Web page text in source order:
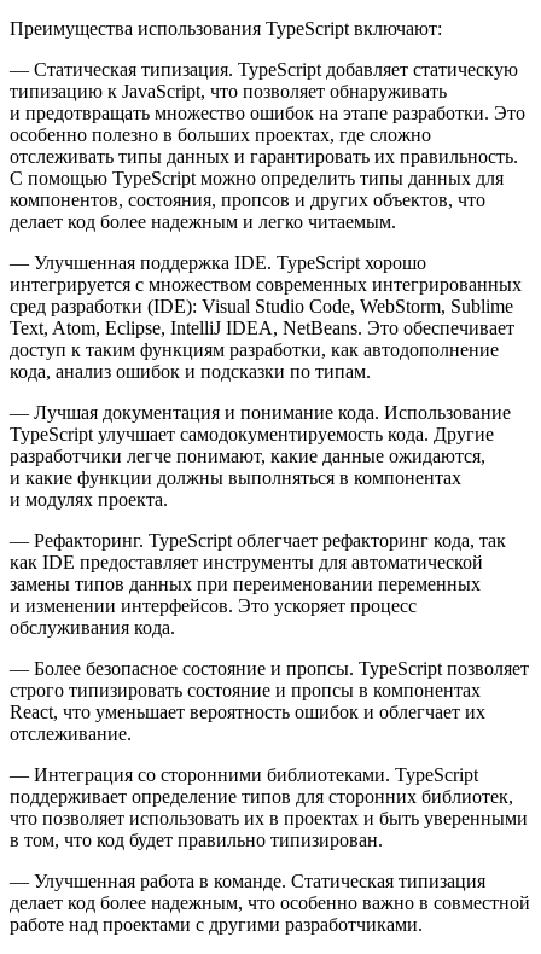
Преимущества использования TypeScript включают:
— Статическая типизация. TypeScript добавляет статическую
типизацию к JavaScript, что позволяет обнаруживать
и предотвращать множество ошибок на этапе разработки. Это
особенно полезно в больших проектах, где сложно
отслеживать типы данных и гарантировать их правильность.
С помощью TypeScript можно определить типы данных для
компонентов, состояния, пропсов и других объектов, что
делает код более надежным и легко читаемым.
— Улучшенная поддержка IDE. TypeScript хорошо
интегрируется с множеством современных интегрированных
сред разработки (IDE): Visual Studio Code, WebStorm, Sublime
Text, Atom, Eclipse, IntelliJ IDEA, NetBeans. Это обеспечивает
доступ к таким функциям разработки, как автодополнение
кода, анализ ошибок и подсказки по типам.
— Лучшая документация и понимание кода. Использование
TypeScript улучшает самодокументируемость кода. Другие
разработчики легче понимают, какие данные ожидаются,
и какие функции должны выполняться в компонентах
и модулях проекта.
— Рефакторинг. TypeScript облегчает рефакторинг кода, так
как IDE предоставляет инструменты для автоматической
замены типов данных при переименовании переменных
и изменении интерфейсов. Это ускоряет процесс
обслуживания кода.
— Более безопасное состояние и пропсы. TypeScript позволяет
строго типизировать состояние и пропсы в компонентах
React, что уменьшает вероятность ошибок и облегчает их
отслеживание.
— Интеграция со сторонними библиотеками. TypeScript
поддерживает определение типов для сторонних библиотек,
что позволяет использовать их в проектах и быть уверенными
в том, что код будет правильно типизирован.
— Улучшенная работа в команде. Статическая типизация
делает код более надежным, что особенно важно в совместной
работе над проектами с другими разработчиками.